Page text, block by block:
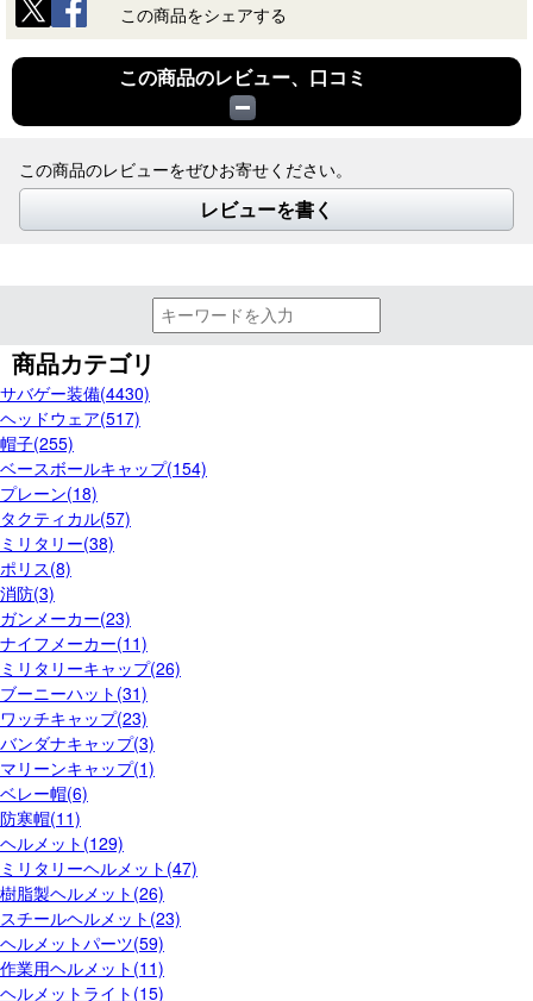
この商品をシェアする
この商品のレビュー、口コミ
この商品のレビューをぜひお寄せください。
レビューを書く
商品カテゴリ
サバゲー装備(4430)
ヘッドウェア(517)
帽子(255)
ベースボールキャップ(154)
プレーン(18)
タクティカル(57)
ミリタリー(38)
ポリス(8)
消防(3)
ガンメーカー(23)
ナイフメーカー(11)
ミリタリーキャップ(26)
ブーニーハット(31)
ワッチキャップ(23)
バンダナキャップ(3)
マリーンキャップ(1)
ベレー帽(6)
防寒帽(11)
ヘルメット(129)
ミリタリーヘルメット(47)
樹脂製ヘルメット(26)
スチールヘルメット(23)
ヘルメットパーツ(59)
作業用ヘルメット(11)
ヘルメットライト(15)